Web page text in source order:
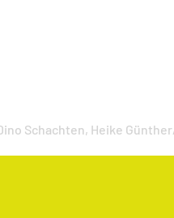
Schachten, Heike